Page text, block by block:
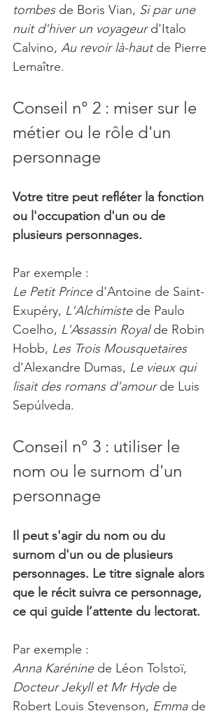
tombes de Boris Vian, Si par une
nuit d'hiver un voyageur d'Italo
Calvino, Au revoir là-haut de Pierre
Lemaître.
Conseil n° 2 : miser sur le
métier ou le rôle d'un
personnage
Votre titre peut refléter la fonction
ou l'occupation d'un ou de
plusieurs personnages.
Par exemple :
Le Petit Prince d'Antoine de Saint-
Exupéry, L'Alchimiste de Paulo
Coelho, L'Assassin Royal de Robin
Hobb, Les Trois Mousquetaires
d'Alexandre Dumas, Le vieux qui
lisait des romans d'amour de Luis
Sepúlveda.
Conseil n° 3 : utiliser le
nom ou le surnom d'un
personnage
Il peut s'agir du nom ou du
surnom d'un ou de plusieurs
personnages. Le titre signale alors
que le récit suivra ce personnage,
ce qui guide l’attente du lectorat.
Par exemple :
Anna Karénine de Léon Tolstoï,
Docteur Jekyll et Mr Hyde de
Robert Louis Stevenson, Emma de